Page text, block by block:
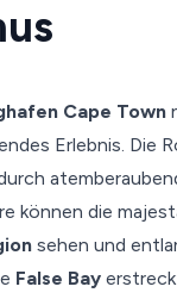
Cape Town
Erlebnis. Die
können die
sehen und
False Bay